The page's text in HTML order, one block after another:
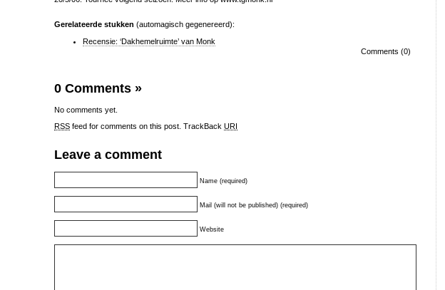
Gerelateerde stukken (automagisch gegenereerd):
Recensie: ‘Dakhemelruimte’ van Monk
Comments (0)
0 Comments »
No comments yet.
RSS feed for comments on this post. TrackBack URI
Leave a comment
Name (required)
Mail (will not be published) (required)
Website